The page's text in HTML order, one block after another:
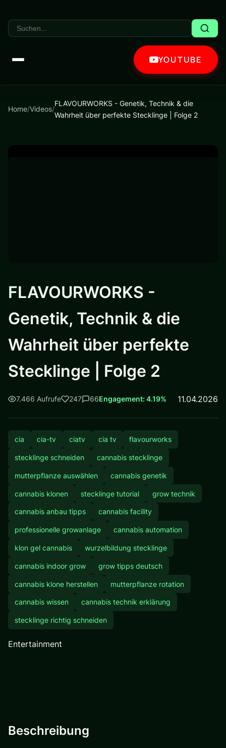
YOUTUBE
Home/Videos/
FLAVOURWORKS - Genetik, Technik & die
Wahrheit über perfekte Stecklinge | Folge 2
FLAVOURWORKS -
Genetik, Technik & die
Wahrheit über perfekte
Stecklinge | Folge 2
7.466 Aufrufe 247 66Engagement: 4.19% 11.04.2026
cia cia-tv ciatv cia tv flavourworks
stecklinge schneiden cannabis stecklinge
mutterpflanze auswählen cannabis genetik
cannabis klonen stecklinge tutorial grow technik
cannabis anbau tipps cannabis facility
professionelle growanlage cannabis automation
klon gel cannabis wurzelbildung stecklinge
cannabis indoor grow grow tipps deutsch
cannabis klone herstellen mutterpflanze rotation
cannabis wissen cannabis technik erklärung
stecklinge richtig schneiden
Entertainment
Beschreibung